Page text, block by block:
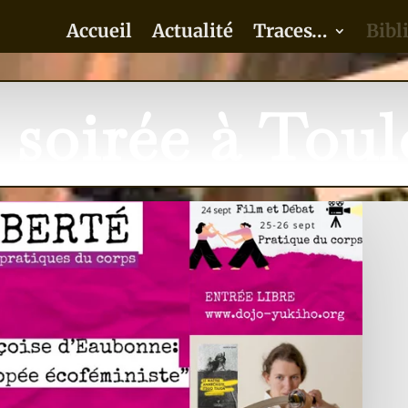
Accueil Actualité Traces…
à